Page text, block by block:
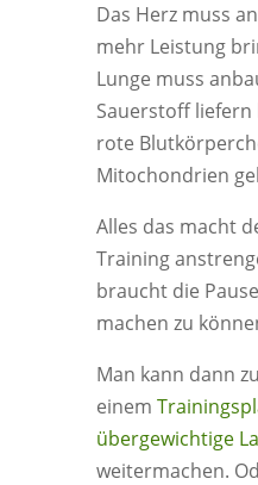
Das Herz muss
mehr Leistung
Lunge muss
Sauerstoff liefern
rote
Mitochondrien
Alles das macht
Training
braucht die
machen zu
Man kann dann
einem
übergewichtige
weitermachen.